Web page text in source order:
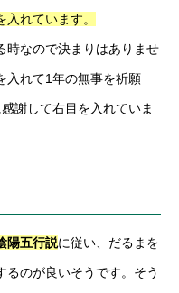
れています。
時なので決まりはありませ
入れて1年の無事を祈願
謝して右目を入れていま
陽五行説に従い、だるまを
るのが良いそうです。そう